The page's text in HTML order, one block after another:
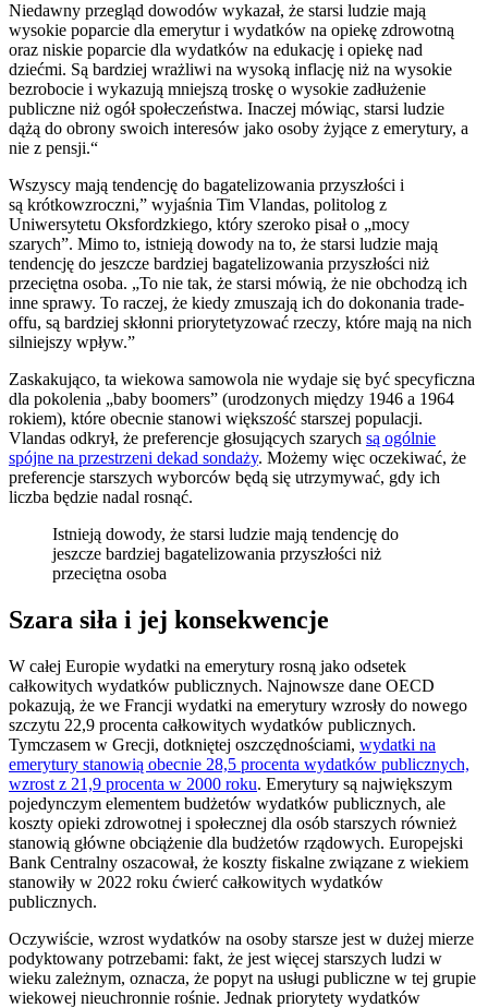
Niedawny przegląd dowodów wykazał, że starsi ludzie mają
wysokie poparcie dla emerytur i wydatków na opiekę zdrowotną
oraz niskie poparcie dla wydatków na edukację i opiekę nad
dziećmi. Są bardziej wrażliwi na wysoką inflację niż na wysokie
bezrobocie i wykazują mniejszą troskę o wysokie zadłużenie
publiczne niż ogół społeczeństwa. Inaczej mówiąc, starsi ludzie
dążą do obrony swoich interesów jako osoby żyjące z emerytury, a
nie z pensji.“
Wszyscy mają tendencję do bagatelizowania przyszłości i
są krótkowzroczni,” wyjaśnia Tim Vlandas, politolog z
Uniwersytetu Oksfordzkiego, który szeroko pisał o „mocy
szarych”. Mimo to, istnieją dowody na to, że starsi ludzie mają
tendencję do jeszcze bardziej bagatelizowania przyszłości niż
przeciętna osoba. „To nie tak, że starsi mówią, że nie obchodzą ich
inne sprawy. To raczej, że kiedy zmuszają ich do dokonania trade-
offu, są bardziej skłonni priorytetyzować rzeczy, które mają na nich
silniejszy wpływ.”
Zaskakująco, ta wiekowa samowola nie wydaje się być specyficzna
dla pokolenia „baby boomers” (urodzonych między 1946 a 1964
rokiem), które obecnie stanowi większość starszej populacji.
Vlandas odkrył, że preferencje głosujących szarych są ogólnie
spójne na przestrzeni dekad sondaży. Możemy więc oczekiwać, że
preferencje starszych wyborców będą się utrzymywać, gdy ich
liczba będzie nadal rosnąć.
Istnieją dowody, że starsi ludzie mają tendencję do
jeszcze bardziej bagatelizowania przyszłości niż
przeciętna osoba
Szara siła i jej konsekwencje
W całej Europie wydatki na emerytury rosną jako odsetek
całkowitych wydatków publicznych. Najnowsze dane OECD
pokazują, że we Francji wydatki na emerytury wzrosły do nowego
szczytu 22,9 procenta całkowitych wydatków publicznych.
Tymczasem w Grecji, dotkniętej oszczędnościami, wydatki na
emerytury stanowią obecnie 28,5 procenta wydatków publicznych,
wzrost z 21,9 procenta w 2000 roku. Emerytury są największym
pojedynczym elementem budżetów wydatków publicznych, ale
koszty opieki zdrowotnej i społecznej dla osób starszych również
stanowią główne obciążenie dla budżetów rządowych. Europejski
Bank Centralny oszacował, że koszty fiskalne związane z wiekiem
stanowiły w 2022 roku ćwierć całkowitych wydatków
publicznych.
Oczywiście, wzrost wydatków na osoby starsze jest w dużej mierze
podyktowany potrzebami: fakt, że jest więcej starszych ludzi w
wieku zależnym, oznacza, że popyt na usługi publiczne w tej grupie
wiekowej nieuchronnie rośnie. Jednak priorytety wydatków